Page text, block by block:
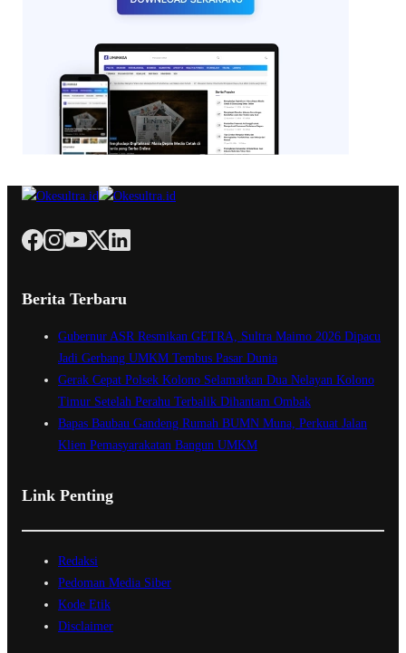
Berita Terbaru
Gubernur ASR Resmikan GETRA, Sultra Maimo 2026 Dipacu
Jadi Gerbang UMKM Tembus Pasar Dunia
Gerak Cepat Polsek Kolono Selamatkan Dua Nelayan Kolono
Timur Setelah Perahu Terbalik Dihantam Ombak
Bapas Baubau Gandeng Rumah BUMN Muna, Perkuat Jalan
Klien Pemasyarakatan Bangun UMKM
Link Penting
Redaksi
Pedoman Media Siber
Kode Etik
Disclaimer